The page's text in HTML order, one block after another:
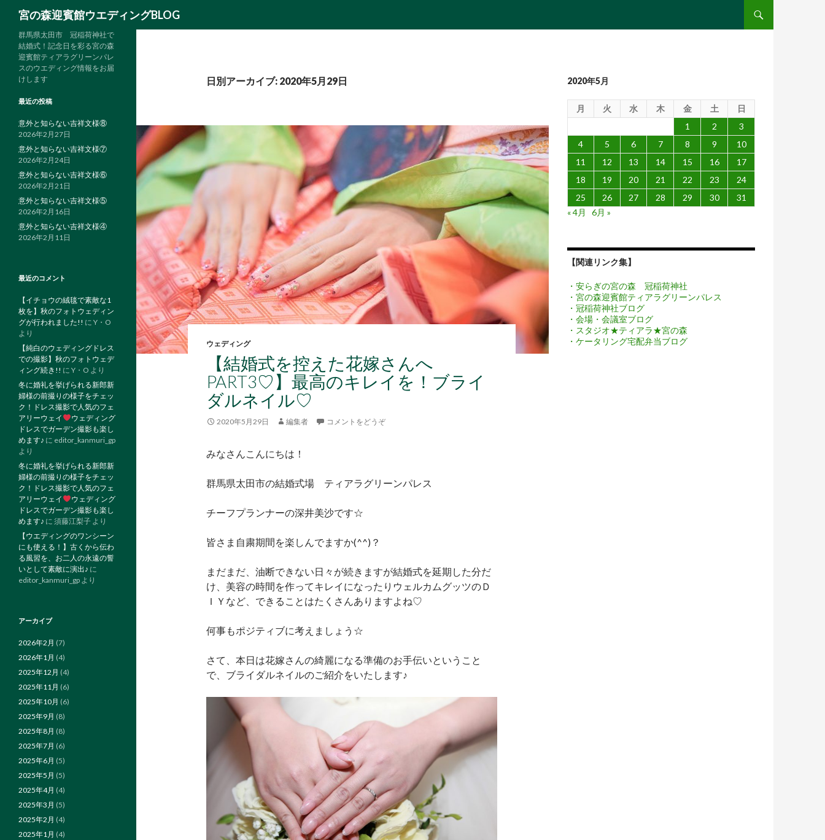
宮の森迎賓館ウエディングBLOG
日別アーカイブ: 2020年5月29日
ウェディング
【結婚式を控えた花嫁さんへ
PART3♡】最高のキレイを！ブライ
ダルネイル♡
2020年5月29日 編集者 コメントをどうぞ
みなさんこんにちは！
群馬県太田市の結婚式場 ティアラグリーンパレス
チーフプランナーの深井美沙です☆
皆さま自粛期間を楽しんでますか(^^)？
まだまだ、油断できない日々が続きますが結婚式を延期した分だ
け、美容の時間を作ってキレイになったりウェルカムグッツのＤ
ＩＹなど、できることはたくさんありますよね♡
何事もポジティブに考えましょう☆
さて、本日は花嫁さんの綺麗になる準備のお手伝いということ
で、ブライダルネイルのご紹介をいたします♪
2020年5月
月 火 水 木 金 土
日
1
2
3
4
5 6 7 8 9
10
11
12 13 14 15 16
17
18
19 20 21 22 23
24
25
26 27 28 29 30
31
« 4月
6月 »
【関連リンク集】
・安らぎの宮の森 冠稲荷神社
・宮の森迎賓館ティアラグリーンパレス
・冠稲荷神社ブログ
・会場・会議室ブログ
・スタジオ★ティアラ★宮の森
・ケータリング宅配弁当ブログ
群馬県太田市 冠稲荷神社で
結婚式！記念日を彩る宮の森
迎賓館ティアラグリーンパレ
スのウエディング情報をお届
けします
最近の投稿
意外と知らない吉祥文様⑧
2026年2月27日
意外と知らない吉祥文様⑦
2026年2月24日
意外と知らない吉祥文様⑥
2026年2月21日
意外と知らない吉祥文様⑤
2026年2月16日
意外と知らない吉祥文様④
2026年2月11日
最近のコメント
【イチョウの絨毯で素敵な1
枚を】秋のフォトウェディン
グが行われました!! に Y・O
より
【純白のウェディングドレス
での撮影】秋のフォトウェデ
ィング続き!! に Y・O より
冬に婚礼を挙げられる新郎新
婦様の前撮りの様子をチェッ
ク！ドレス撮影で人気のフェ
アリーウェイ
ウェディング
ドレスでガーデン撮影も楽し
めます♪ に editor_kanmuri_gp
より
冬に婚礼を挙げられる新郎新
婦様の前撮りの様子をチェッ
ク！ドレス撮影で人気のフェ
アリーウェイ
ウェディング
ドレスでガーデン撮影も楽し
めます♪ に 須藤江梨子 より
【ウエディングのワンシーン
にも使える！】古くから伝わ
る風習を、お二人の永遠の誓
いとして素敵に演出♪ に
editor_kanmuri_gp より
アーカイブ
2026年2月 (7)
2026年1月 (4)
2025年12月 (4)
2025年11月 (6)
2025年10月 (6)
2025年9月 (8)
2025年8月 (8)
2025年7月 (6)
2025年6月 (5)
2025年5月 (5)
2025年4月 (4)
2025年3月 (5)
2025年2月 (4)
2025年1月 (4)